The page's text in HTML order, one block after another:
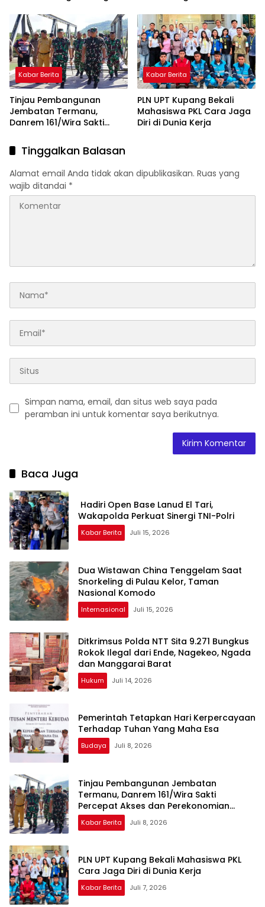
Kabar Berita
Tinjau Pembangunan
Jembatan Termanu,
Danrem 161/Wira Sakti
Perekonomian Masyarakat
Kabar Berita
PLN UPT Kupang Bekali
Mahasiswa PKL Cara Jaga
Diri di Dunia Kerja
Tinggalkan Balasan
Alamat email Anda tidak akan dipublikasikan. Ruas yang
wajib ditandai *
Simpan nama, email, dan situs web saya pada
peramban ini untuk komentar saya berikutnya.
Baca Juga
Hadiri Open Base Lanud El Tari,
Wakapolda Perkuat Sinergi TNI-Polri
Kabar Berita Juli 15, 2026
Dua Wistawan China Tenggelam Saat
Snorkeling di Pulau Kelor, Taman
Nasional Komodo
Internasional Juli 15, 2026
Ditkrimsus Polda NTT Sita 9.271 Bungkus
Rokok Ilegal dari Ende, Nagekeo, Ngada
dan Manggarai Barat
Hukum Juli 14, 2026
Pemerintah Tetapkan Hari Kerpercayaan
Terhadap Tuhan Yang Maha Esa
Budaya Juli 8, 2026
Tinjau Pembangunan Jembatan
Termanu, Danrem 161/Wira Sakti
Percepat Akses dan Perekonomian
Masyarakat
Kabar Berita Juli 8, 2026
PLN UPT Kupang Bekali Mahasiswa PKL
Cara Jaga Diri di Dunia Kerja
Kabar Berita Juli 7, 2026